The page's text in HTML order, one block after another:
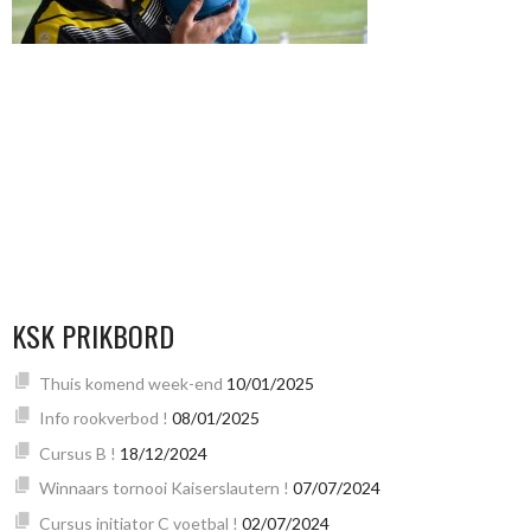
KSK PRIKBORD
Thuis komend week-end 10/01/2025
Info rookverbod ! 08/01/2025
Cursus B ! 18/12/2024
Winnaars tornooi Kaiserslautern ! 07/07/2024
Cursus initiator C voetbal ! 02/07/2024